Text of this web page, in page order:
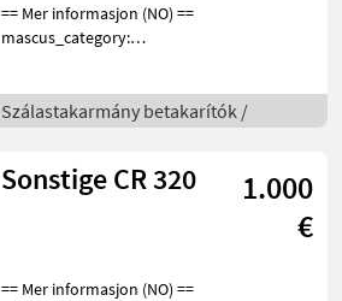
== Mer informasjon (NO) ==
mascus_category:
upon request: 5681 See
en.landbrukssalg.no/5681
Szálastakarmány betakarítók /
Sonstige CR 320
1.000
€
== Mer informasjon (NO) ==